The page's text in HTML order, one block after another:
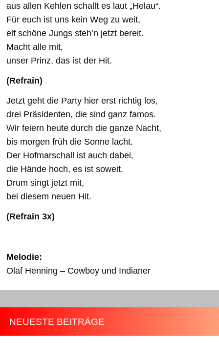
aus allen Kehlen schallt es laut „Helau“.
Für euch ist uns kein Weg zu weit,
elf schöne Jungs steh’n jetzt bereit.
Macht alle mit,
unser Prinz, das ist der Hit.
(Refrain)
Jetzt geht die Party hier erst richtig los,
drei Präsidenten, die sind ganz famos.
Wir feiern heute durch die ganze Nacht,
bis morgen früh die Sonne lacht.
Der Hofmarschall ist auch dabei,
die Hände hoch, es ist soweit.
Drum singt jetzt mit,
bei diesem neuen Hit.
(Refrain 3x)
Melodie:
Olaf Henning – Cowboy und Indianer
NEUESTE BEITRÄGE